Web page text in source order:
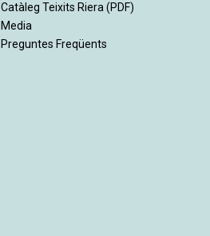
Catàleg Teixits Riera (PDF)
Media
Preguntes Freqüents